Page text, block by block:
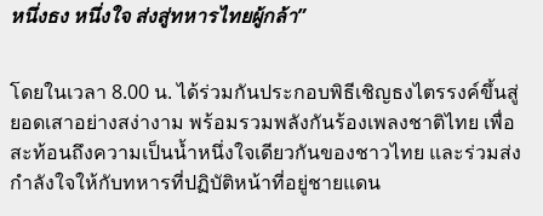
หนึ่งธง หนึ่งใจ ส่งสู่ทหารไทยผู้กล้า”
โดยในเวลา 8.00 น. ได้ร่วมกันประกอบพิธีเชิญธงไตรรงค์ขึ้นสู่
ยอดเสาอย่างสง่างาม พร้อมรวมพลังกันร้องเพลงชาติไทย เพื่อ
สะท้อนถึงความเป็นน้ำหนึ่งใจเดียวกันของชาวไทย และร่วมส่ง
กำลังใจให้กับทหารที่ปฏิบัติหน้าที่อยู่ชายแดน